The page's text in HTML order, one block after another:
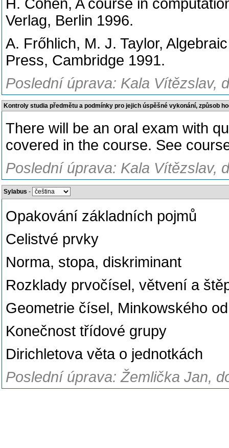
H. Cohen, A course in
Verlag, Berlin 1996.
A. Frőhlich, M. J. Taylor,
Press, Cambridge 1991.
Poslední úprava: Kala Vítězslav,
Kontroly studia předmětu a podmínky pro jejich úspěšné vykonání, způsob
There will be an oral exam with
covered in the course. See
Poslední úprava: Kala Vítězslav,
Sylabus -
Opakování základních pojmů
Celistvé prvky
Norma, stopa, diskriminant
Rozklady prvočísel, větvení a
Geometrie čísel, Minkowského
Konečnost třídové grupy
Dirichletova věta o jednotkách
Poslední úprava: Žemlička Jan,